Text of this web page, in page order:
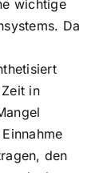
wichtige
Da
in
den